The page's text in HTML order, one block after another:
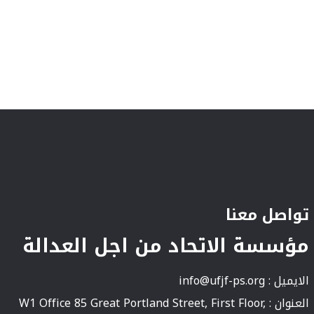
تواصل معنا
مؤسسة الاتحاد من اجل العدالة
الايميل :info@ufjf-ps.org
العنوان : W1 Office 85 Great Portland Street, First Floor,